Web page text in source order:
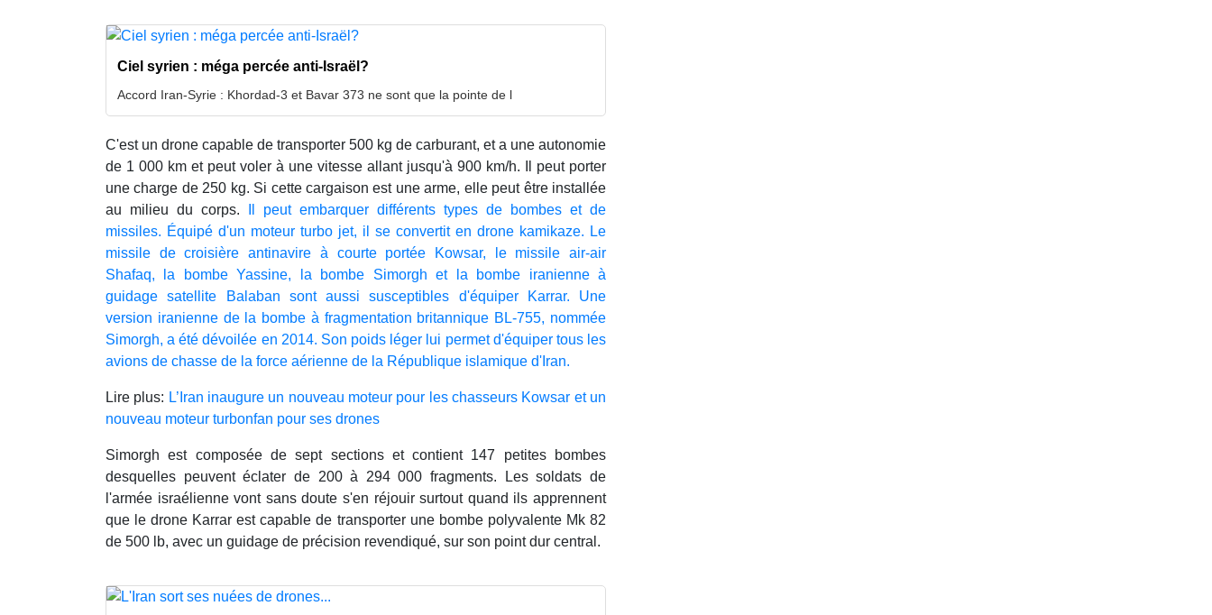
Ciel syrien : méga percée anti-Israël?
Accord Iran-Syrie : Khordad-3 et Bavar 373 ne sont que la pointe de l
C'est un drone capable de transporter 500 kg de carburant, et a une autonomie
de 1 000 km et peut voler à une vitesse allant jusqu'à 900 km/h. Il peut porter
une charge de 250 kg. Si cette cargaison est une arme, elle peut être installée
au milieu du corps.
Il peut embarquer différents types de bombes et de
missiles. Équipé d'un moteur turbo jet, il se convertit en drone kamikaze. Le
missile de croisière antinavire à courte portée Kowsar, le missile air-air
Shafaq, la bombe Yassine, la bombe Simorgh et la bombe iranienne à
guidage satellite Balaban sont aussi susceptibles d'équiper Karrar. Une
version iranienne de la bombe à fragmentation britannique BL-755, nommée
Simorgh, a été dévoilée en 2014. Son poids léger lui permet d'équiper tous les
avions de chasse de la force aérienne de la République islamique d'Iran.
Lire plus: L’Iran inaugure un nouveau moteur pour les chasseurs Kowsar et un
nouveau moteur turbonfan pour ses drones
Simorgh est composée de sept sections et contient 147 petites bombes
desquelles peuvent éclater de 200 à 294 000 fragments. Les soldats de
l'armée israélienne vont sans doute s'en réjouir surtout quand ils apprennent
que le drone Karrar est capable de transporter une bombe polyvalente Mk 82
de 500 lb, avec un guidage de précision revendiqué, sur son point dur central.